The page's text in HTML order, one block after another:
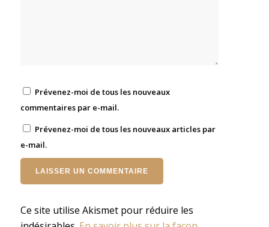
Prévenez-moi de tous les nouveaux
commentaires par e-mail.
Prévenez-moi de tous les nouveaux articles par
e-mail.
Ce site utilise Akismet pour réduire les